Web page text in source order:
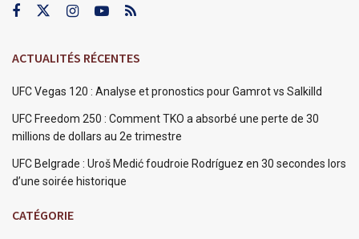
ACTUALITÉS RÉCENTES
UFC Vegas 120 : Analyse et pronostics pour Gamrot vs Salkilld
UFC Freedom 250 : Comment TKO a absorbé une perte de 30
millions de dollars au 2e trimestre
UFC Belgrade : Uroš Medić foudroie Rodríguez en 30 secondes lors
d’une soirée historique
CATÉGORIE